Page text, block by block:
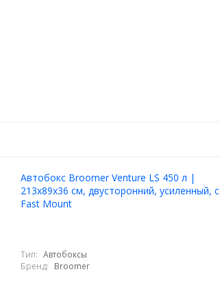
Автобокс Broomer Venture LS 450 л |
213х89х36 см, двусторонний, усиленный, с
Fast Mount
Тип: Автобоксы
Бренд: Broomer